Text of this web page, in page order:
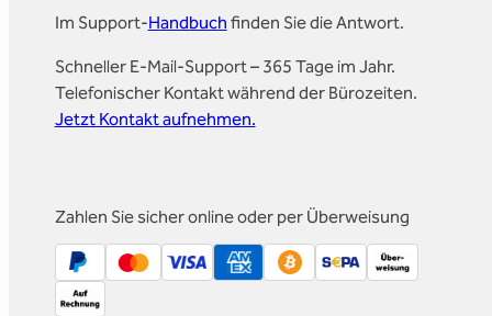
Im Support-Handbuch finden Sie die Antwort.
Schneller E-Mail-Support – 365 Tage im Jahr.
Telefonischer Kontakt während der Bürozeiten.
Jetzt Kontakt aufnehmen.
Zahlen Sie sicher online oder per Überweisung